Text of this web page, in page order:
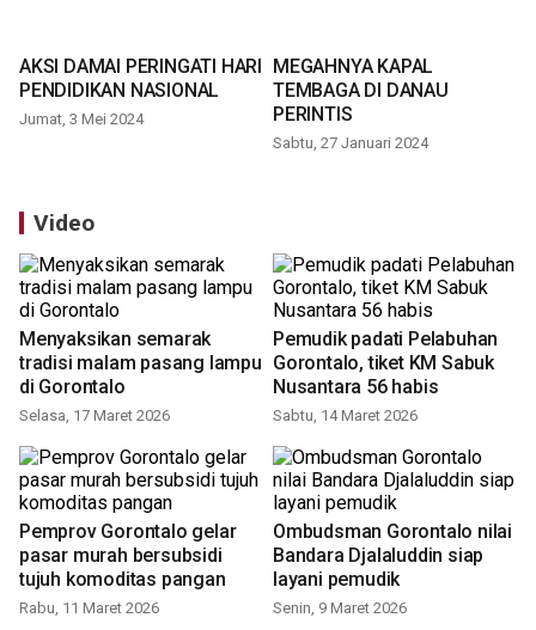
AKSI DAMAI PERINGATI HARI
PENDIDIKAN NASIONAL
Jumat, 3 Mei 2024
MEGAHNYA KAPAL
TEMBAGA DI DANAU
PERINTIS
Sabtu, 27 Januari 2024
Video
Menyaksikan semarak
tradisi malam pasang lampu
di Gorontalo
Selasa, 17 Maret 2026
Pemudik padati Pelabuhan
Gorontalo, tiket KM Sabuk
Nusantara 56 habis
Sabtu, 14 Maret 2026
Pemprov Gorontalo gelar
pasar murah bersubsidi
tujuh komoditas pangan
Rabu, 11 Maret 2026
Ombudsman Gorontalo nilai
Bandara Djalaluddin siap
layani pemudik
Senin, 9 Maret 2026